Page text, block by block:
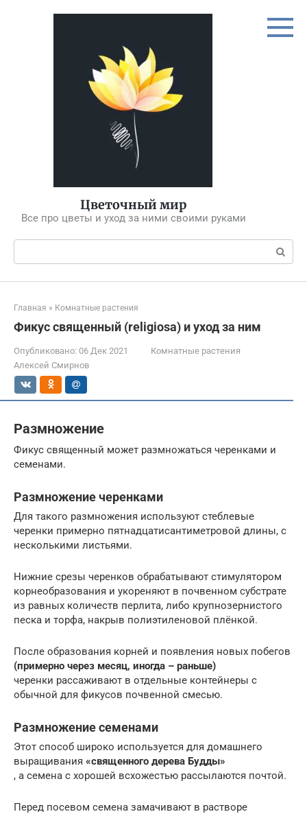
Цветочный мир
Все про цветы и уход за ними своими руками
Поиск:
Главная » Комнатные растения
Фикус священный (religiosa) и уход за ним
Опубликовано: 06 Дек 2021
Комнатные растения
Алексей Смирнов
Размножение
Фикус священный может размножаться черенками и
семенами.
Размножение черенками
Для такого размножения используют стеблевые
черенки примерно пятнадцатисантиметровой длины, с
несколькими листьями.
Нижние срезы черенков обрабатывают стимулятором
корнеобразования и укореняют в почвенном субстрате
из равных количеств перлита, либо крупнозернистого
песка и торфа, накрыв полиэтиленовой плёнкой.
После образования корней и появления новых побегов
(примерно через месяц, иногда – раньше)
черенки рассаживают в отдельные контейнеры с
обычной для фикусов почвенной смесью.
Размножение семенами
Этот способ широко используется для домашнего
выращивания «священного дерева Будды»
, а семена с хорошей всхожестью рассылаются почтой.
Перед посевом семена замачивают в растворе